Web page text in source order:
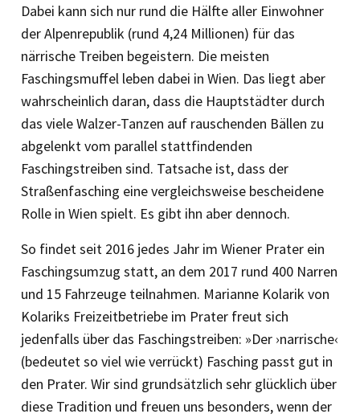
Dabei kann sich nur rund die Hälfte aller Einwohner
der Alpenrepublik (rund 4,24 Millionen) für das
närrische Treiben begeistern. Die meisten
Faschingsmuffel leben dabei in Wien. Das liegt aber
wahrscheinlich daran, dass die Hauptstädter durch
das viele Walzer-Tanzen auf rauschenden Bällen zu
abgelenkt vom parallel stattfindenden
Faschingstreiben sind. Tatsache ist, dass der
Straßenfasching eine vergleichsweise bescheidene
Rolle in Wien spielt. Es gibt ihn aber dennoch.
So findet seit 2016 jedes Jahr im Wiener Prater ein
Faschingsumzug statt, an dem 2017 rund 400 Narren
und 15 Fahrzeuge teilnahmen. Marianne Kolarik von
Kolariks Freizeitbetriebe im Prater freut sich
jedenfalls über das Faschingstreiben: »Der ›narrische‹
(bedeutet so viel wie verrückt) Fasching passt gut in
den Prater. Wir sind grundsätzlich sehr glücklich über
diese Tradition und freuen uns besonders, wenn der